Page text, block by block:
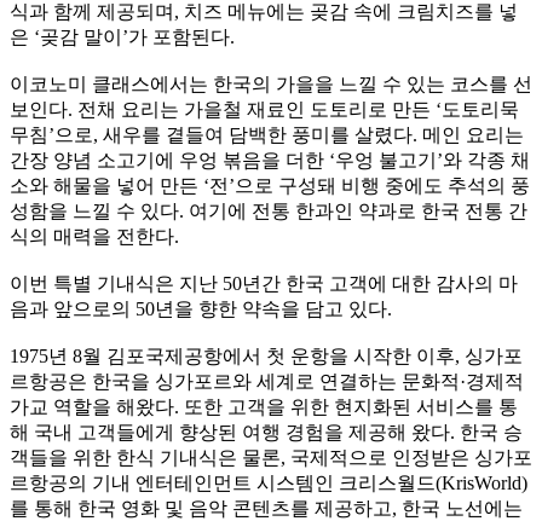
식과 함께 제공되며, 치즈 메뉴에는 곶감 속에 크림치즈를 넣
은 ‘곶감 말이’가 포함된다.
이코노미 클래스에서는 한국의 가을을 느낄 수 있는 코스를 선
보인다. 전채 요리는 가을철 재료인 도토리로 만든 ‘도토리묵
무침’으로, 새우를 곁들여 담백한 풍미를 살렸다. 메인 요리는
간장 양념 소고기에 우엉 볶음을 더한 ‘우엉 불고기’와 각종 채
소와 해물을 넣어 만든 ‘전’으로 구성돼 비행 중에도 추석의 풍
성함을 느낄 수 있다. 여기에 전통 한과인 약과로 한국 전통 간
식의 매력을 전한다.
이번 특별 기내식은 지난 50년간 한국 고객에 대한 감사의 마
음과 앞으로의 50년을 향한 약속을 담고 있다.
1975년 8월 김포국제공항에서 첫 운항을 시작한 이후, 싱가포
르항공은 한국을 싱가포르와 세계로 연결하는 문화적·경제적
가교 역할을 해왔다. 또한 고객을 위한 현지화된 서비스를 통
해 국내 고객들에게 향상된 여행 경험을 제공해 왔다. 한국 승
객들을 위한 한식 기내식은 물론, 국제적으로 인정받은 싱가포
르항공의 기내 엔터테인먼트 시스템인 크리스월드(KrisWorld)
를 통해 한국 영화 및 음악 콘텐츠를 제공하고, 한국 노선에는